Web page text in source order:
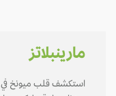
مارينبلاتز
استكشف قلب ميونخ في